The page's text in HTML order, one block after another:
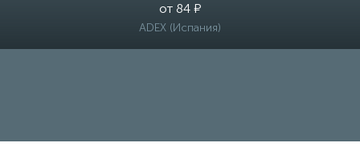
от 84 ₽
ADEX (Испания)